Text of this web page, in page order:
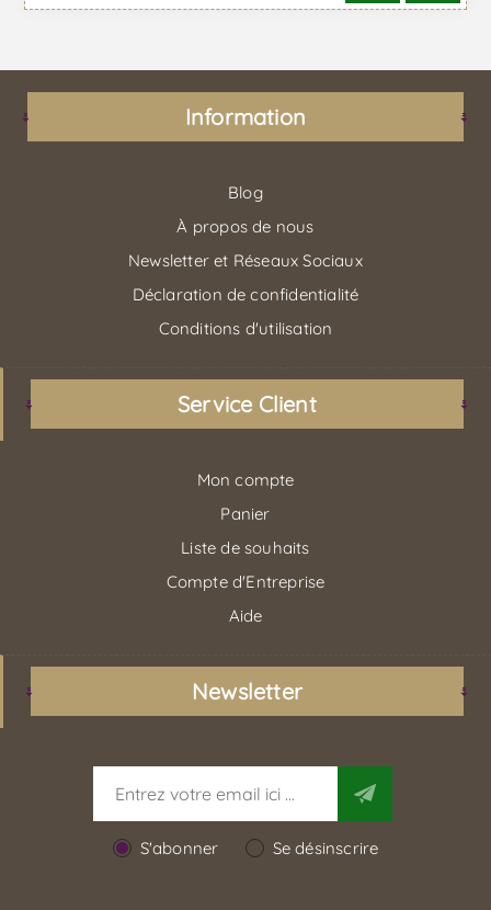
Information
Blog
À propos de nous
Newsletter et Réseaux Sociaux
Déclaration de confidentialité
Conditions d'utilisation
Service Client
Mon compte
Panier
Liste de souhaits
Compte d'Entreprise
Aide
Newsletter
S'abonner Se désinscrire